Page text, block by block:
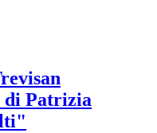
di Patrizia